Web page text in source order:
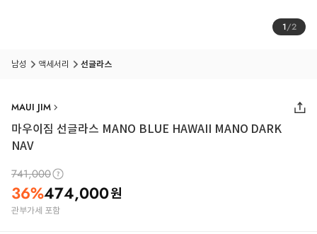
1/2
남성 액세서리 선글라스
MAUI JIM
마우이짐 선글라스 MANO BLUE HAWAII MANO DARK
NAV
741,000
36%474,000원
관부가세 포함